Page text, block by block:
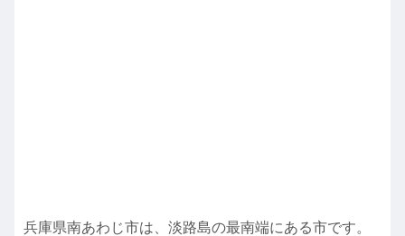
兵庫県南あわじ市は、淡路島の最南端にある市です。